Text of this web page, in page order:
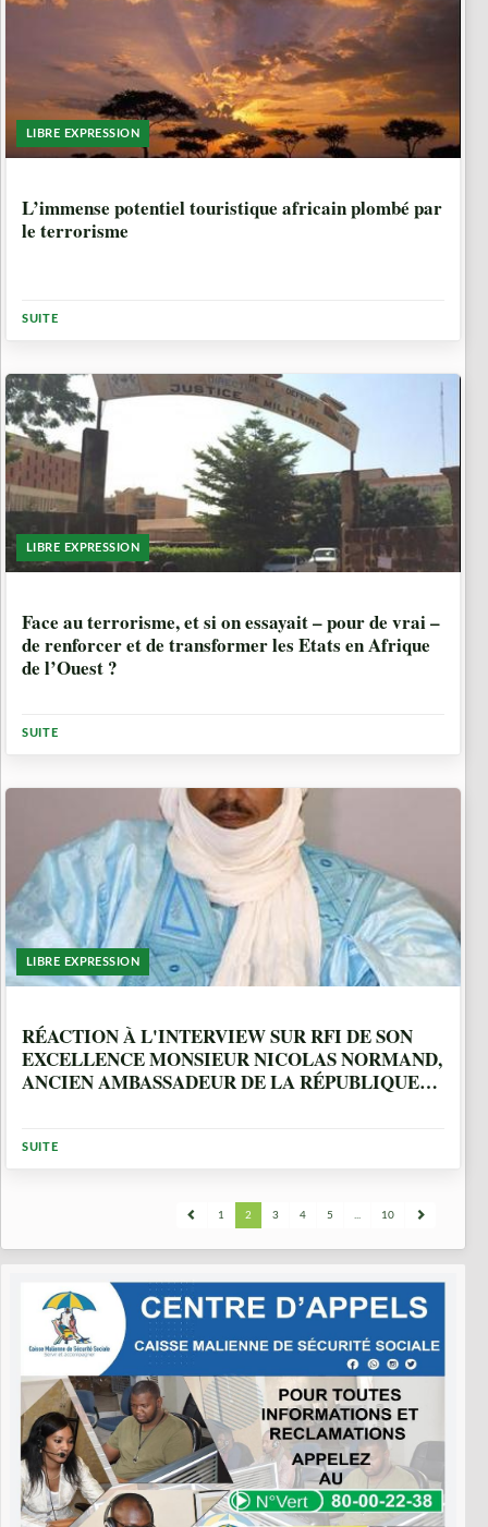
LIBRE EXPRESSION
L’immense potentiel touristique africain plombé par
le terrorisme
SUITE
LIBRE EXPRESSION
Face au terrorisme, et si on essayait – pour de vrai –
de renforcer et de transformer les Etats en Afrique
de l’Ouest ?
SUITE
LIBRE EXPRESSION
RÉACTION À L'INTERVIEW SUR RFI DE SON
EXCELLENCE MONSIEUR NICOLAS NORMAND,
ANCIEN AMBASSADEUR DE LA RÉPUBLIQUE
SUITE
1 2 3 4 5 ... 10